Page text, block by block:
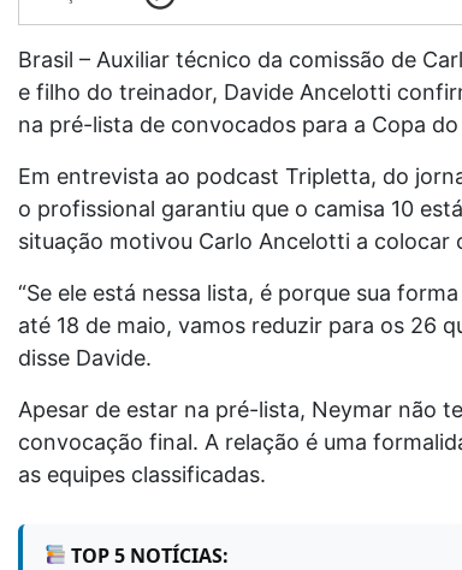
Brasil – Auxiliar técnico da comissão de
e filho do treinador, Davide Ancelotti
na pré-lista de convocados para a Copa
Em entrevista ao podcast Tripletta, do
o profissional garantiu que o camisa 10
situação motivou Carlo Ancelotti a colocar
“Se ele está nessa lista, é porque sua
até 18 de maio, vamos reduzir para os 26
disse Davide.
Apesar de estar na pré-lista, Neymar não
convocação final. A relação é uma
as equipes classificadas.
TOP 5 NOTÍCIAS: